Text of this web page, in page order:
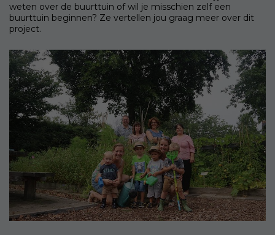
weten over de buurttuin of wil je misschien zelf een
buurttuin beginnen? Ze vertellen jou graag meer over dit
project.